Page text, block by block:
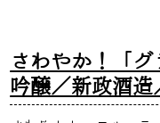
さわやか！「
吟醸／新政酒造